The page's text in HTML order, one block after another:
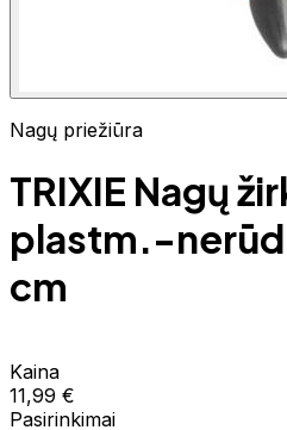
Nagų priežiūra
TRIXIE Nagų
plastm.-
cm
Kaina
11,99 €
Pasirinkimai